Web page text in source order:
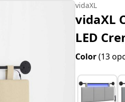
vidaXL
vidaXL
LED
Color(13